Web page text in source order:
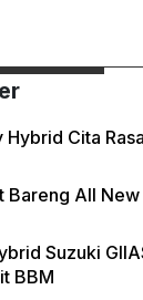
Hybrid Cita
Bareng All
Suzuki
BBM